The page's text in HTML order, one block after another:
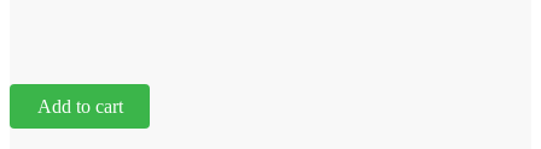
Add to cart